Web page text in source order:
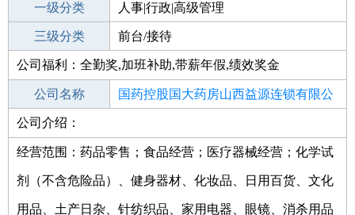
一级分类 人事|行政|高级管理
二级分类 人事/行政
三级分类 前台/接待
其他行业 制药/生物工程/医护
公司福利：全勤奖,加班补助,带薪年假,绩效奖金
公司名称 国药控股国大药房山西益源连锁有限公
公司类型
公司介绍：
经营范围：药品零售；食品经营；医疗器械经营；化学试
剂（不含危险品）、健身器材、化妆品、日用百货、文化
用品、土产日杂、针纺织品、家用电器、眼镜、消杀用品